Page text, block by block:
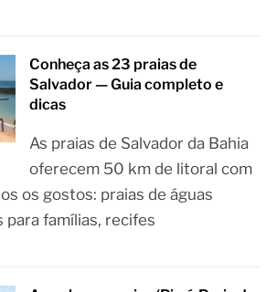
Conheça as 23 praias de
Salvador — Guia completo e
dicas
As praias de Salvador da Bahia
oferecem 50 km de litoral com
os gostos: praias de águas
para famílias, recifes